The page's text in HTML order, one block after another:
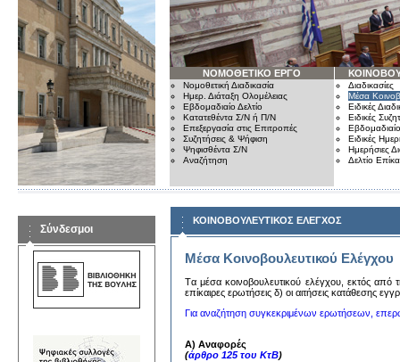
ΝΟΜΟΘΕΤΙΚΟ ΕΡΓΟ
Νομοθετική Διαδικασία
Ημερ. Διάταξη Ολομέλειας
Εβδομαδιαίο Δελτίο
Κατατεθέντα Σ/Ν ή Π/Ν
Επεξεργασία στις Επιτροπές
Συζητήσεις & Ψήφιση
Ψηφισθέντα Σ/Ν
Αναζήτηση
Διαδικασίες
Μέσα
Ειδικές
Ειδικές
Εβδομαδιαίο
Ειδικές
Ημερήσιες
Δελτίο
Σύνδεσμοι
ΚΟΙΝΟΒΟΥΛΕΥΤΙΚΟΣ ΕΛΕΓΧΟΣ
Μέσα Κοινοβουλευτικού Ελέγχου
Tα μέσα κoινoβoυλευτικoύ ελέγχoυ, εκτός από
επίκαιρες ερωτήσεις δ) oι αιτήσεις κατάθεσης
Για αναζήτηση συγκεκριμένων ερωτήσεων,
Α) Αναφορές
(άρθρο 125 του ΚτΒ)